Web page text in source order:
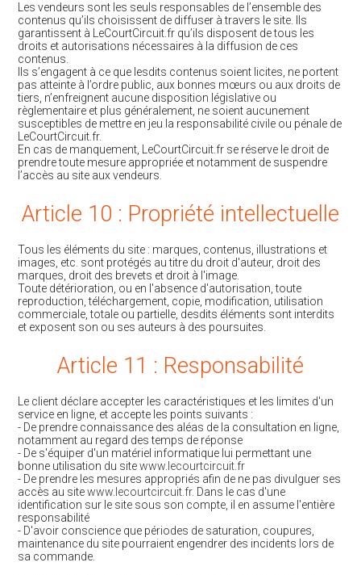
Les vendeurs sont les seuls responsables de l’ensemble des
contenus qu’ils choisissent de diffuser à travers le site. Ils
garantissent à LeCourtCircuit.fr qu’ils disposent de tous les
droits et autorisations nécessaires à la diffusion de ces
contenus.
Ils s’engagent à ce que lesdits contenus soient licites, ne portent
pas atteinte à l’ordre public, aux bonnes mœurs ou aux droits de
tiers, n’enfreignent aucune disposition législative ou
règlementaire et plus généralement, ne soient aucunement
susceptibles de mettre en jeu la responsabilité civile ou pénale de
LeCourtCircuit.fr.
En cas de manquement, LeCourtCircuit.fr se réserve le droit de
prendre toute mesure appropriée et notamment de suspendre
l’accès au site aux vendeurs.
Article 10 : Propriété intellectuelle
Tous les éléments du site : marques, contenus, illustrations et
images, etc. sont protégés au titre du droit d'auteur, droit des
marques, droit des brevets et droit à l'image.
Toute détérioration, ou en l'absence d'autorisation, toute
reproduction, téléchargement, copie, modification, utilisation
commerciale, totale ou partielle, desdits éléments sont interdits
et exposent son ou ses auteurs à des poursuites.
Article 11 : Responsabilité
Le client déclare accepter les caractéristiques et les limites d'un
service en ligne, et accepte les points suivants :
- De prendre connaissance des aléas de la consultation en ligne,
notamment au regard des temps de réponse
- De s'équiper d'un matériel informatique lui permettant une
bonne utilisation du sitewww.lecourtcircuit.fr
- De prendre les mesures appropriés afin de ne pas divulguer ses
accès au sitewww.lecourtcircuit.fr. Dans le cas d'une
identification sur le site sous son compte, il en assume l'entière
responsabilité
- D'avoir conscience que périodes de saturation, coupures,
maintenance du site pourraient engendrer des incidents lors de
sa commande.